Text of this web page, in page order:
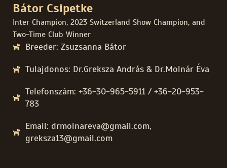
Bátor Csipetke
Inter Champion, 2023 Switzerland Show Champion, and
Two-Time Club Winner
Breeder: Zsuzsanna Bátor
Tulajdonos: Dr.Greksza András & Dr.Molnár Éva
Telefonszám: +36-30-965-5911 / +36-20-953-
783
Email: drmolnareva@gmail.com,
greksza13@gmail.com